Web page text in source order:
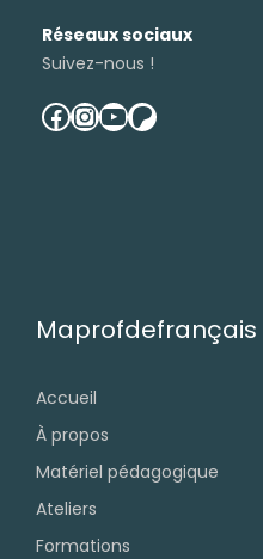
Réseaux sociaux
Suivez-nous !
facebook
instagram
youtube
patreon
Maprofdefrançais
Accueil
À propos
Matériel pédagogique
Ateliers
Formations